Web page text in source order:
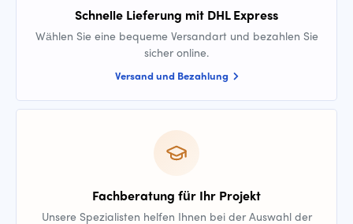
Schnelle Lieferung mit DHL Express
Wählen Sie eine bequeme Versandart und bezahlen Sie
sicher online.
Versand und Bezahlung
Fachberatung für Ihr Projekt
Unsere Spezialisten helfen Ihnen bei der Auswahl der